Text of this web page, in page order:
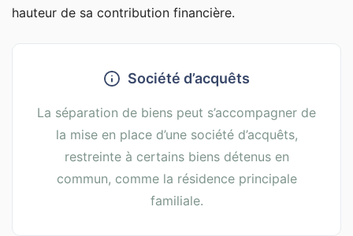
hauteur de sa contribution financière.
Société d’acquêts
La séparation de biens peut s’accompagner de
la mise en place d’une société d’acquêts,
restreinte à certains biens détenus en
commun, comme la résidence principale
familiale.